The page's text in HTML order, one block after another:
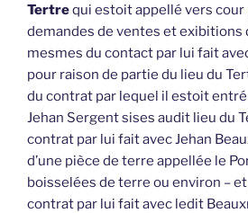
Tertrequi estoit appellé vers
demandes de ventes et exibitions
mesmes du contact par lui fait
pour raison de partie du lieu du
du contrat par lequel il estoit
Jehan Sergent sises audit lieu du
contrat par lui fait avec Jehan
d’une pièce de terre appellée le
boisselées de terre ou environ –
contrat par lui fait avec ledit